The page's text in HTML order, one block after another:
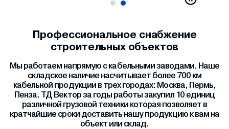
Профессиональное снабжение
строительных объектов
Мы работаем напрямую с кабельными заводами. Наше
складское наличие насчитывает более 700 км
кабельной продукции в трех городах: Москва, Пермь,
Пенза. ТД Вектор за годы работы закупил 10 единиц
различной грузовой техники которая позволяет в
кратчайшие сроки доставить нашу продукцию к вам на
объект или склад.